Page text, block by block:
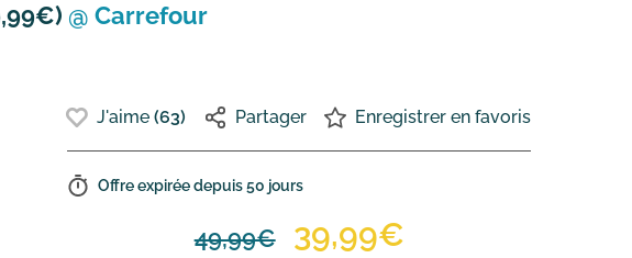
@ Carrefour
J'aime(63) Partager Enregistrer en favoris
Offre expirée depuis50 jours
49,99€ 39,99€